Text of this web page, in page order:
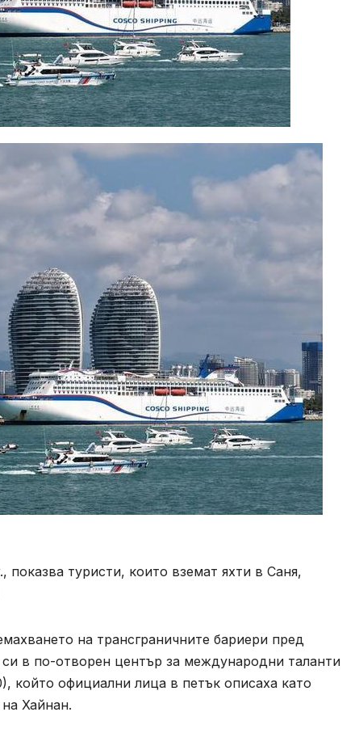
туристи, които вземат яхти в Саня,
на трансграничните бариери пред
в по-отворен център за международни таланти
който официални лица в петък описаха като
Хайнан.